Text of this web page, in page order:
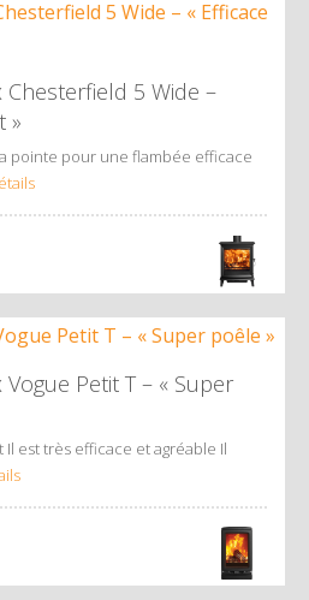
Chesterfield 5 Wide –
»
pointe pour une flambée efficace
Petit T – « Super
est très efficace et agréable Il